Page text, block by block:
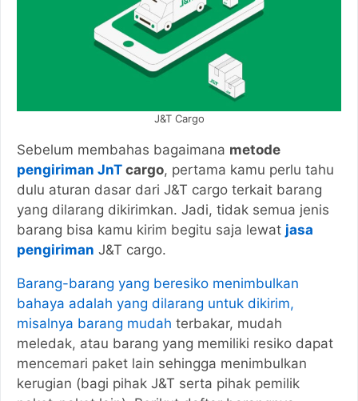
J&T Cargo
Sebelum membahas bagaimana metode
pengiriman JnT cargo, pertama kamu perlu tahu
dulu aturan dasar dari J&T cargo terkait barang
yang dilarang dikirimkan. Jadi, tidak semua jenis
barang bisa kamu kirim begitu saja lewat jasa
pengiriman J&T cargo.
Barang-barang yang beresiko menimbulkan
bahaya adalah yang dilarang untuk dikirim,
misalnya barang mudah terbakar, mudah
meledak, atau barang yang memiliki resiko dapat
mencemari paket lain sehingga menimbulkan
kerugian (bagi pihak J&T serta pihak pemilik